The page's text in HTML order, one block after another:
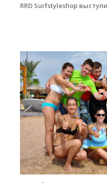
RRD Surfstyleshop